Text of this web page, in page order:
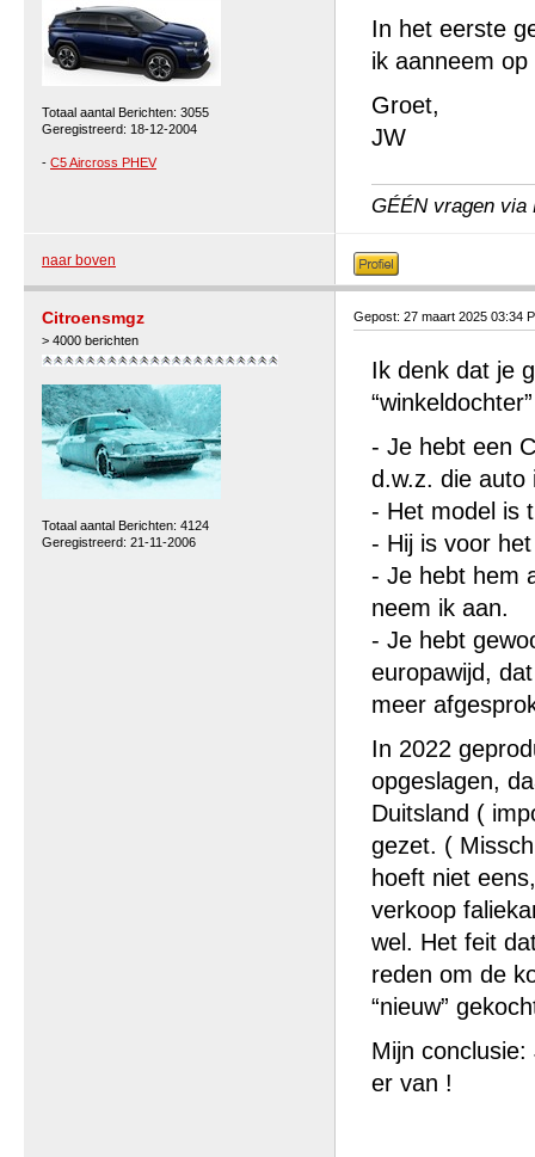
Totaal aantal Berichten: 3055
Geregistreerd: 18-12-2004
- C5 Aircross PHEV
In het eerste
ik aanneem
Groet,
JW
GÉÉN vragen via
naar boven
Citroensmgz
> 4000 berichten
Totaal aantal Berichten: 4124
Geregistreerd: 21-11-2006
Gepost: 27 maart 2025 03:34
Ik denk dat je
- Je hebt een
d.w.z. die auto
- Het model is
- Hij is voor
- Je hebt hem
neem ik aan.
- Je hebt
europawijd,
meer
In 2022
opgeslagen,
Duitsland (
gezet. (
hoeft niet
verkoop
wel. Het feit
reden om de
“nieuw”
Mijn
er van !